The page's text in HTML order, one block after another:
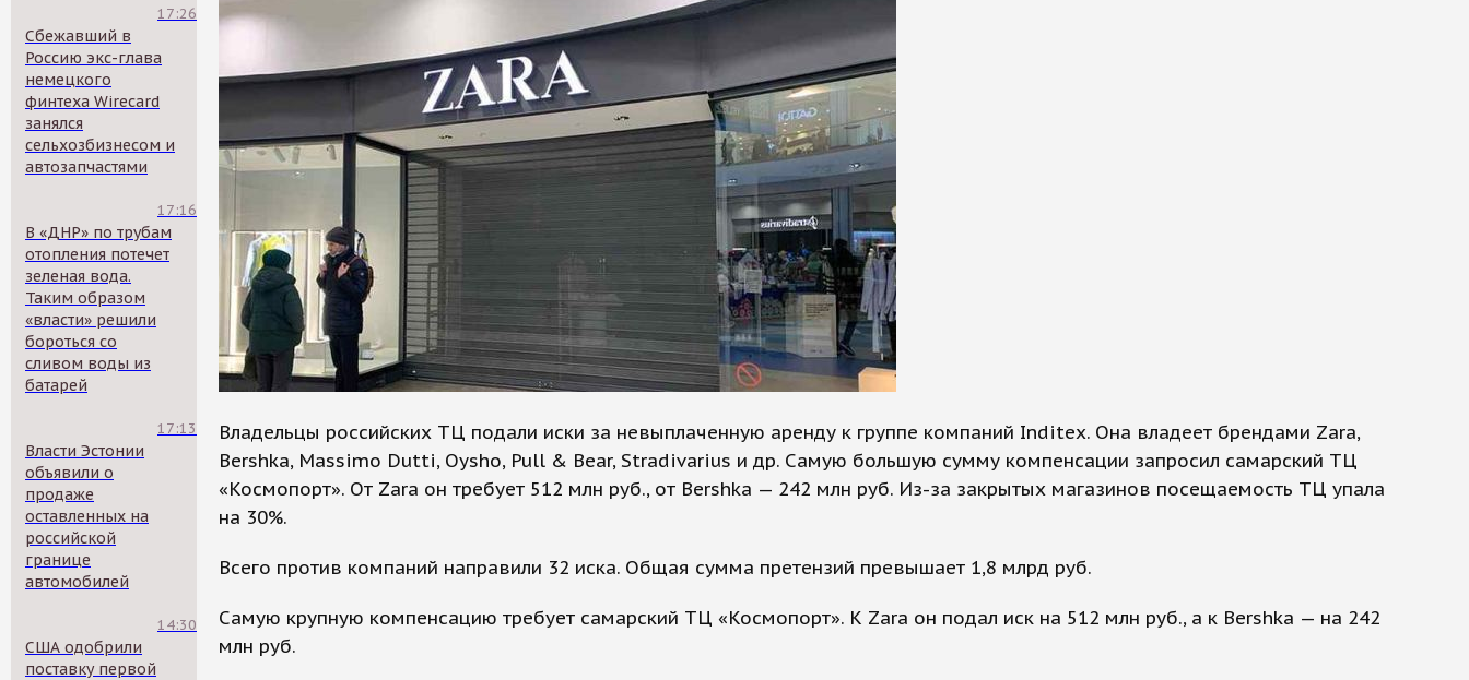
17:26
Сбежавший в
Россию экс-глава
немецкого
финтеха Wirecard
занялся
сельхозбизнесом и
автозапчастями
17:16
В «ДНР» по трубам
отопления потечет
зеленая вода.
Таким образом
«власти» решили
бороться со
сливом воды из
батарей
17:13
Власти Эстонии
объявили о
продаже
оставленных на
российской
границе
автомобилей
14:30
США одобрили
поставку первой
Владельцы российских ТЦ подали иски за невыплаченную аренду к группе компаний Inditex. Она владеет брендами Zara,
Bershka, Massimo Dutti, Oysho, Pull & Bear, Stradivarius и др. Самую большую сумму компенсации запросил самарский ТЦ
«Космопорт». От Zara он требует 512 млн руб., от Bershka — 242 млн руб. Из-за закрытых магазинов посещаемость ТЦ упала
на 30%.
Всего против компаний направили 32 иска. Общая сумма претензий превышает 1,8 млрд руб.
Самую крупную компенсацию требует самарский ТЦ «Космопорт». К Zara он подал иск на 512 млн руб., а к Bershka — на 242
млн руб.